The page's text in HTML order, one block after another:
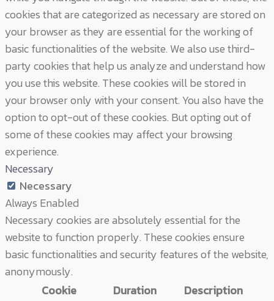
cookies that are categorized as necessary are stored on
your browser as they are essential for the working of
basic functionalities of the website. We also use third-
party cookies that help us analyze and understand how
you use this website. These cookies will be stored in
your browser only with your consent. You also have the
option to opt-out of these cookies. But opting out of
some of these cookies may affect your browsing
experience.
Necessary
Necessary
Always Enabled
Necessary cookies are absolutely essential for the
website to function properly. These cookies ensure
basic functionalities and security features of the website,
anonymously.
Cookie
Duration Description